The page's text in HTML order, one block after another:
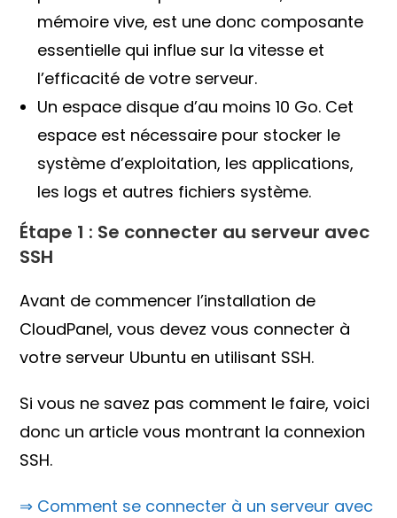
mémoire vive, est une donc composante
essentielle qui influe sur la vitesse et
l’efficacité de votre serveur.
Un espace disque d’au moins 10 Go. Cet
espace est nécessaire pour stocker le
système d’exploitation, les applications,
les logs et autres fichiers système.
Étape 1 : Se connecter au serveur avec
SSH
Avant de commencer l’installation de
CloudPanel, vous devez vous connecter à
votre serveur Ubuntu en utilisant SSH.
Si vous ne savez pas comment le faire, voici
donc un article vous montrant la connexion
SSH.
⇒ Comment se connecter à un serveur avec